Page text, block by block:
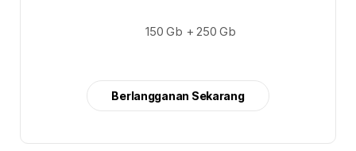
150 Gb + 250 Gb
Berlangganan Sekarang